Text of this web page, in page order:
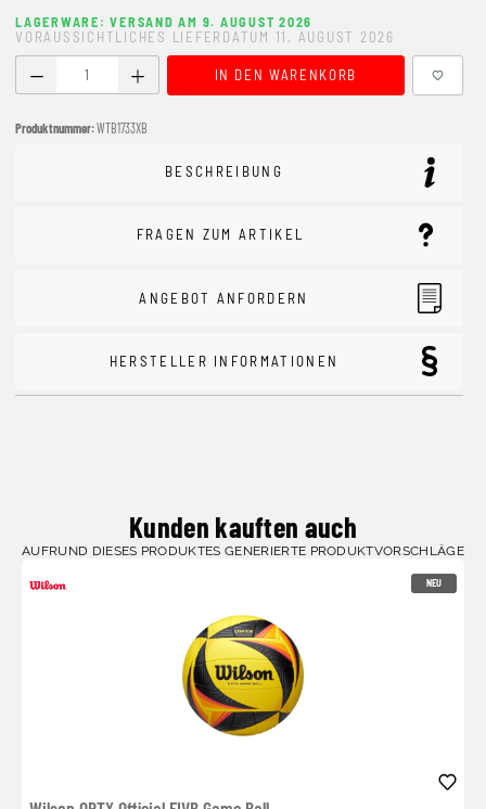
LAGERWARE: VERSAND AM 9. AUGUST 2026
VORAUSSICHTLICHES LIEFERDATUM 11. AUGUST 2026
Produkt Anzahl: Gib den gewünschten Wert ein oder
IN DEN WARENKORB
Produktnummer:WTB1733XB
BESCHREIBUNG
FRAGEN ZUM ARTIKEL
ANGEBOT ANFORDERN
HERSTELLER INFORMATIONEN
Kunden kauften auch
AUFRUND DIESES PRODUKTES GENERIERTE PRODUKTVORSCHLÄGE
NEU